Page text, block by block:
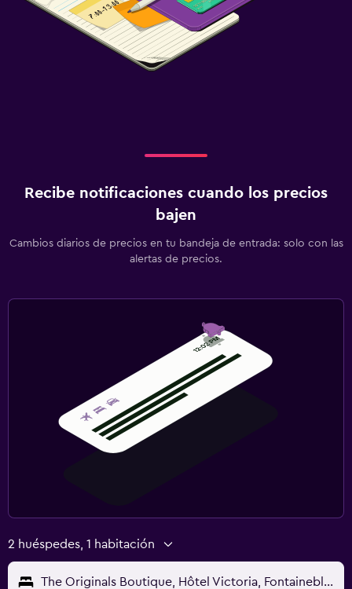
Recibe notificaciones cuando los precios
bajen
Cambios diarios de precios en tu bandeja de entrada: solo con las
alertas de precios.
2 huéspedes, 1 habitación
The Originals Boutique, Hôtel Victoria, Fontainebleau